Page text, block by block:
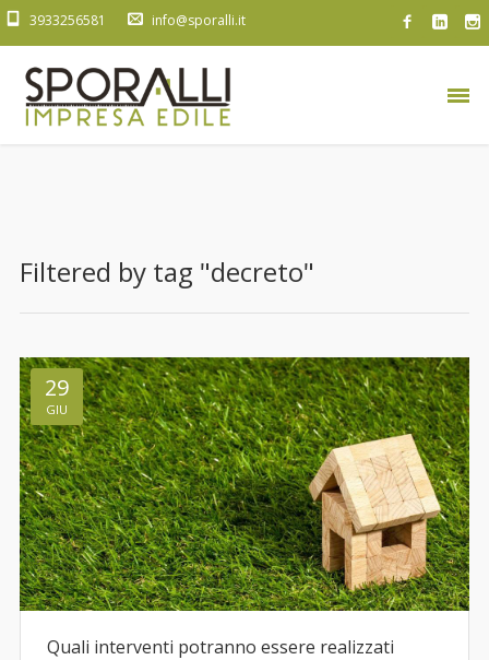
3933256581 info@sporalli.it
Filtered by tag "decreto"
29
GIU
Quali interventi potranno essere realizzati